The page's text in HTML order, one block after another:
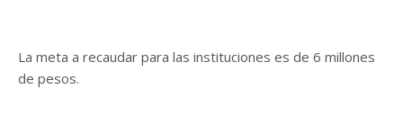
La meta a recaudar para las instituciones es de 6 millones
de pesos.